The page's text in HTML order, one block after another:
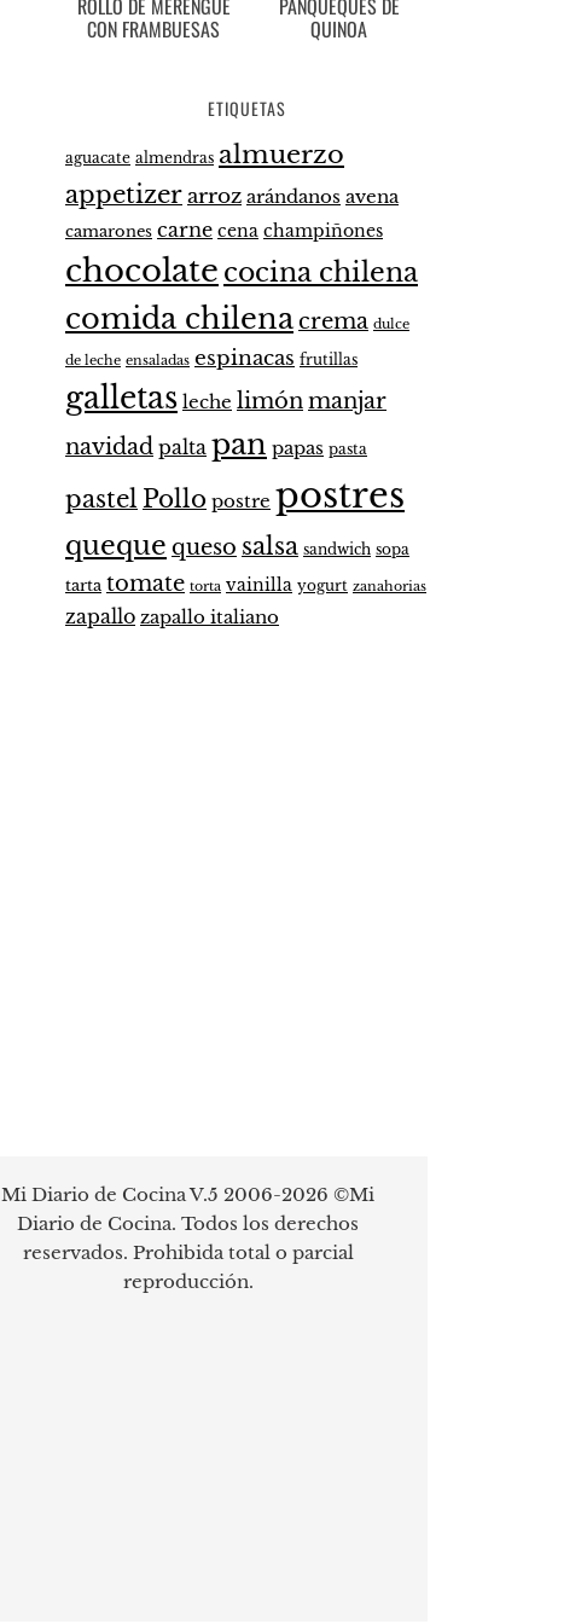
ROLLO DE MERENGUE
CON FRAMBUESAS
PANQUEQUES DE
QUINOA
ETIQUETAS
aguacate almendras almuerzo
appetizerarroz arándanos avena
camarones carne cena champiñones
chocolate cocina chilena
comida chilenacrema dulce
de leche ensaladas espinacas frutillas
galletas leche limónmanjar
navidad palta pan papas pasta
pastel Pollo postre postres
queque queso salsa sandwich sopa
tarta tomate torta vainilla yogurt zanahorias
zapallo zapallo italiano
Mi Diario de Cocina V.5 2006-2026 ©Mi
Diario de Cocina. Todos los derechos
reservados. Prohibida total o parcial
reproducción.